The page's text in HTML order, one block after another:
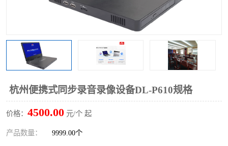
杭州便携式同步录音录像设备DL-P610规格
价格： 4500.00 元/个 起
产品数量： 9999.00个